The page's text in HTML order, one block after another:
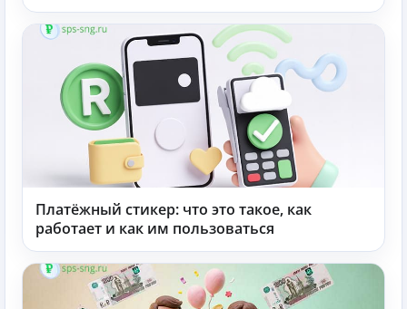
Платёжный стикер: что это такое, как
работает и как им пользоваться